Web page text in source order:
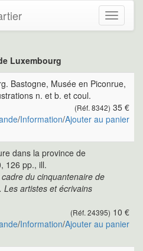
Toggle
Luxembourg
Bastogne, Musée en Piconrue,
n. et b. et coul.
(Réf. 8342) 35 €
/Information/Ajouter au panier
dans la province de
126 pp., ill.
du cinquantenaire de
Les artistes et écrivains
(Réf. 24395) 10 €
/Information/Ajouter au panier